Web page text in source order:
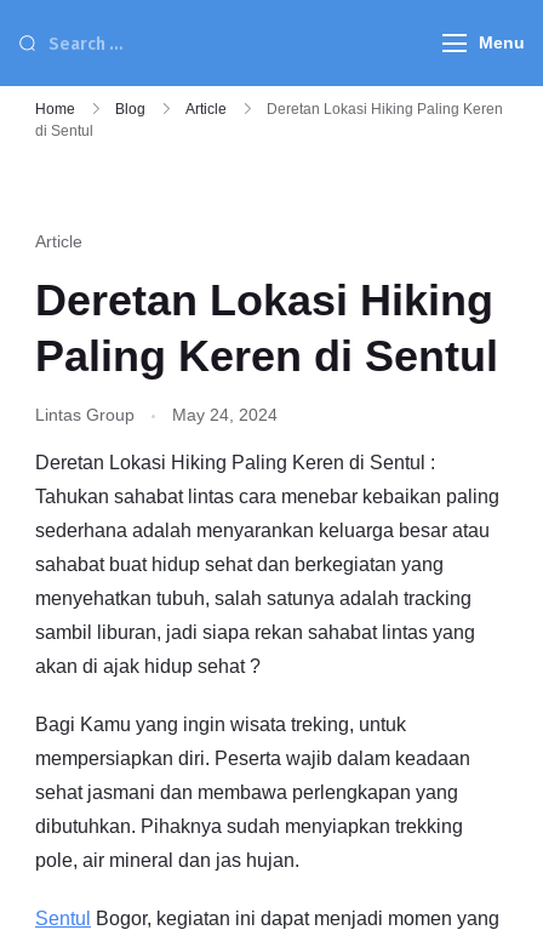
Menu
Home Blog Article
Deretan Lokasi Hiking Paling Keren
di Sentul
Article
Deretan Lokasi Hiking
Paling Keren di Sentul
Lintas Group May 24, 2024
Deretan Lokasi Hiking Paling Keren di Sentul :
Tahukan sahabat lintas cara menebar kebaikan paling
sederhana adalah menyarankan keluarga besar atau
sahabat buat hidup sehat dan berkegiatan yang
menyehatkan tubuh, salah satunya adalah tracking
sambil liburan, jadi siapa rekan sahabat lintas yang
akan di ajak hidup sehat ?
Bagi Kamu yang ingin wisata treking, untuk
mempersiapkan diri. Peserta wajib dalam keadaan
sehat jasmani dan membawa perlengkapan yang
dibutuhkan. Pihaknya sudah menyiapkan trekking
pole, air mineral dan jas hujan.
Sentul
Bogor, kegiatan ini dapat menjadi momen yang